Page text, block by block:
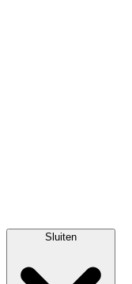
Sluiten